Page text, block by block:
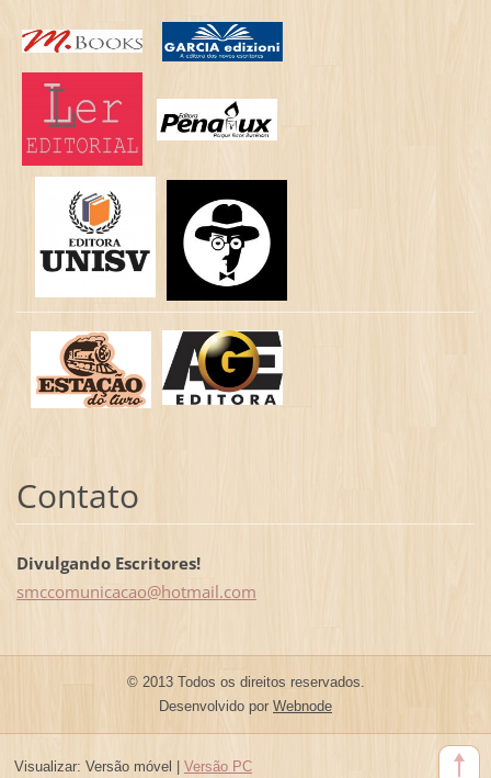
Contato
Divulgando Escritores!
smccomunicacao@hotmail.com
© 2013 Todos os direitos reservados.
Desenvolvido por Webnode
Visualizar: Versão móvel Versão PC